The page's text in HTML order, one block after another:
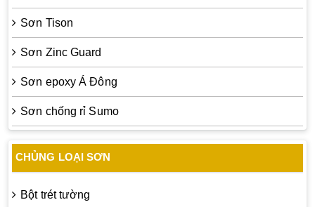
Sơn Tison
Sơn Zinc Guard
Sơn epoxy Á Đông
Sơn chống rỉ Sumo
CHỦNG LOẠI SƠN
Bột trét tường